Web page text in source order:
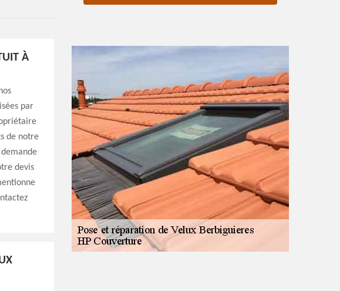
À
par
de notre
devis